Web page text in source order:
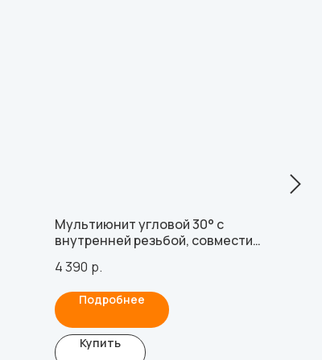
Мультиюнит угловой 30° с
внутренней резьбой, совместим
винтом
4 390 р.
Подробнее
Купить